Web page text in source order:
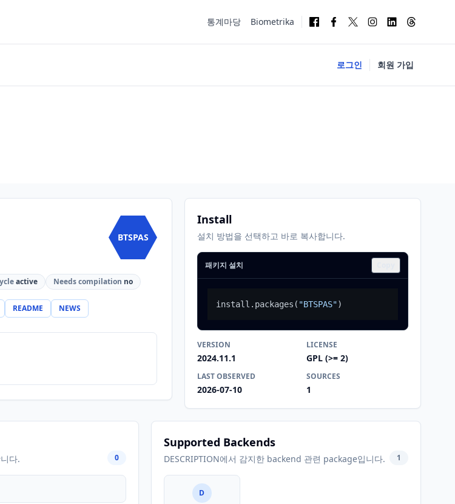
통계마당 Biometrika
로그인 회원 가입
BTSPAS
active Needs compilation no
README NEWS
Install
설치 방법을 선택하고 바로 복사합니다.
패키지 설치
install.packages ( "BTSPAS")
VERSION
2024.11.1
LICENSE
GPL (>= 2)
LAST OBSERVED
2026-07-10
SOURCES
1
다. 0
Supported Backends
DESCRIPTION에서 감지한 backend 관련 package입니다. 1
D